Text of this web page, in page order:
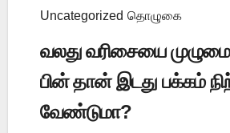
Uncategorized தொழுகை
வலது வரிசையை
பின் தான் இடது பக்கம்
வேண்டுமா?